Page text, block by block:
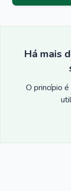
Há mais
O princípio